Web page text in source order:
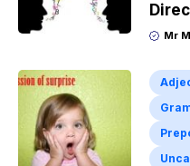
Mr